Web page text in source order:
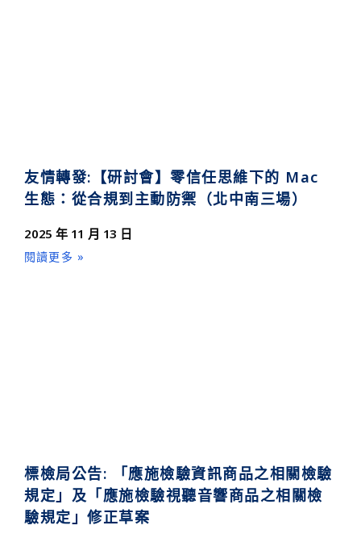
友情轉發:【研討會】零信任思維下的 Mac
生態：從合規到主動防禦（北中南三場）
2025 年 11 月 13 日
閱讀更多 »
標檢局公告: 「應施檢驗資訊商品之相關檢驗
規定」及「應施檢驗視聽音響商品之相關檢
驗規定」修正草案